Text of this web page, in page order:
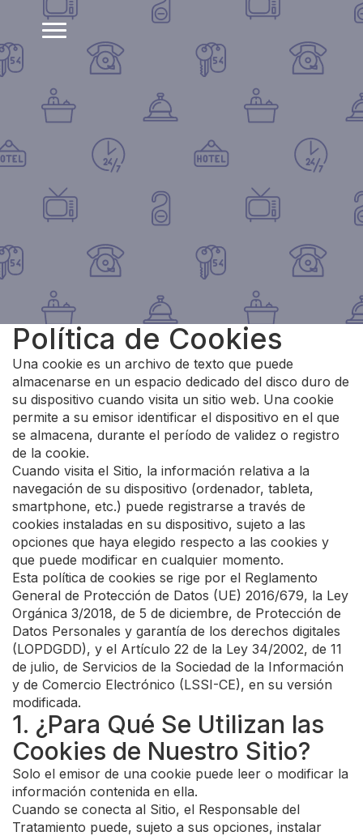
Política de Cookies
Una cookie es un archivo de texto que puede
almacenarse en un espacio dedicado del disco duro de
su dispositivo cuando visita un sitio web. Una cookie
permite a su emisor identificar el dispositivo en el que
se almacena, durante el período de validez o registro
de la cookie.
Cuando visita el Sitio, la información relativa a la
navegación de su dispositivo (ordenador, tableta,
smartphone, etc.) puede registrarse a través de
cookies instaladas en su dispositivo, sujeto a las
opciones que haya elegido respecto a las cookies y
que puede modificar en cualquier momento.
Esta política de cookies se rige por el Reglamento
General de Protección de Datos (UE) 2016/679, la Ley
Orgánica 3/2018, de 5 de diciembre, de Protección de
Datos Personales y garantía de los derechos digitales
(LOPDGDD), y el Artículo 22 de la Ley 34/2002, de 11
de julio, de Servicios de la Sociedad de la Información
y de Comercio Electrónico (LSSI-CE), en su versión
modificada.
1. ¿Para Qué Se Utilizan las
Cookies de Nuestro Sitio?
Solo el emisor de una cookie puede leer o modificar la
información contenida en ella.
Cuando se conecta al Sitio, el Responsable del
Tratamiento puede, sujeto a sus opciones, instalar